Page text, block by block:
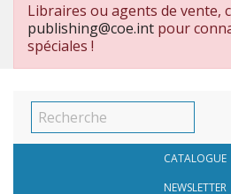
Libraires ou agents de vente,
publishing@coe.int pour
spéciales !
CATALOGUE
NEWSLETTER